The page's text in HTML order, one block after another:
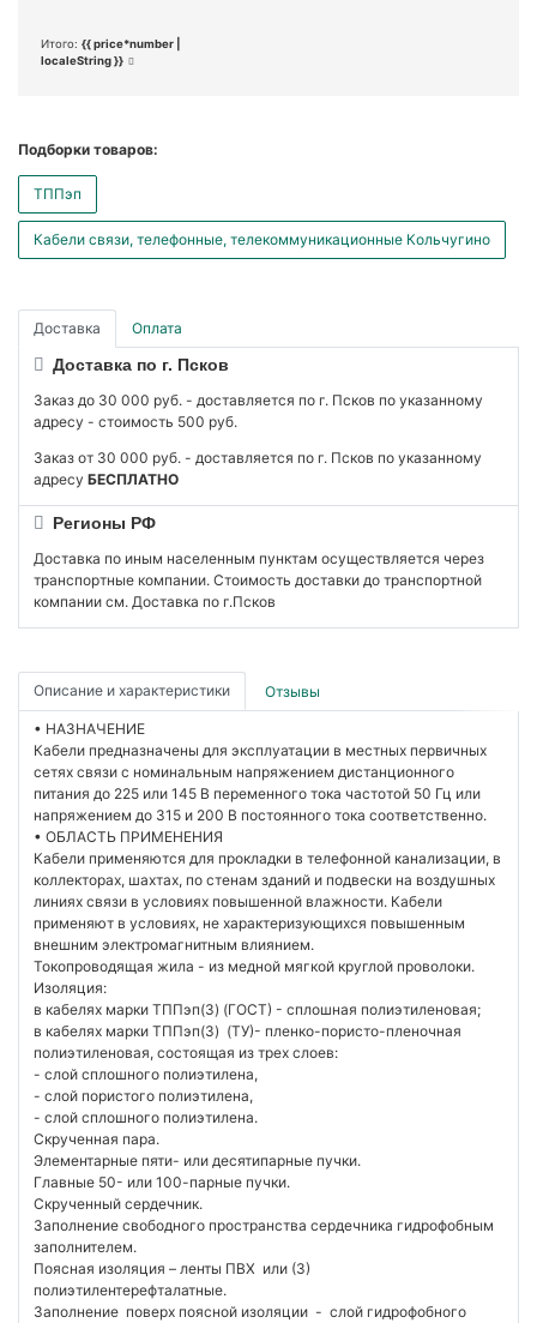
Итого: {{ price*number |
localeString }}
Подборки товаров:
ТППэп
Кабели связи, телефонные, телекоммуникационные Кольчугино
Доставка Оплата
Доставка по г. Псков
Заказ до 30 000 руб. - доставляется по г. Псков по указанному
адресу - стоимость 500 руб.
Заказ от 30 000 руб. - доставляется по г. Псков по указанному
адресу БЕСПЛАТНО
Регионы РФ
Доставка по иным населенным пунктам осуществляется через
транспортные компании. Стоимость доставки до транспортной
компании см. Доставка по г.Псков
Описание и характеристики Отзывы
• НАЗНАЧЕНИЕ
Кабели предназначены для эксплуатации в местных первичных
сетях связи с номинальным напряжением дистанционного
питания до 225 или 145 В переменного тока частотой 50 Гц или
напряжением до 315 и 200 В постоянного тока соответственно.
• ОБЛАСТЬ ПРИМЕНЕНИЯ
Кабели применяются для прокладки в телефонной канализации, в
коллекторах, шахтах, по стенам зданий и подвески на воздушных
линиях связи в условиях повышенной влажности. Кабели
применяют в условиях, не характеризующихся повышенным
внешним электромагнитным влиянием.
Токопроводящая жила - из медной мягкой круглой проволоки.
Изоляция:
в кабелях марки ТППэп(З) (ГОСТ) - сплошная полиэтиленовая;
в кабелях марки ТППэп(З) (ТУ)- пленко-пористо-пленочная
полиэтиленовая, состоящая из трех слоев:
- слой сплошного полиэтилена,
- слой пористого полиэтилена,
- слой сплошного полиэтилена.
Скрученная пара.
Элементарные пяти- или десятипарные пучки.
Главные 50- или 100-парные пучки.
Скрученный сердечник.
Заполнение свободного пространства сердечника гидрофобным
заполнителем.
Поясная изоляция – ленты ПВХ или (З)
полиэтилентерефталатные.
Заполнение поверх поясной изоляции - слой гидрофобного